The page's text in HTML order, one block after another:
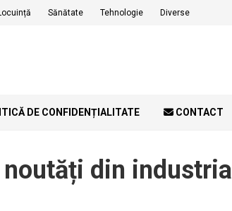
Sănătate Tehnologie Diverse
DE CONFIDENȚIALITATE CONTACT
din industria